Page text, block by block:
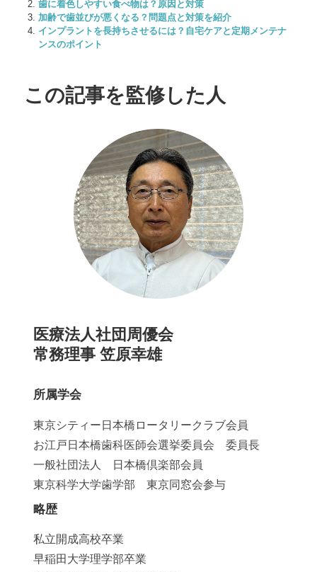
歯に着色しやすい食べ物は？原因と対策
加齢で歯並びが悪くなる？問題点と対策を紹介
インプラントを長持ちさせるには？自宅ケアと定期メンテナ
ンスのポイント
この記事を監修した人
医療法人社団周優会
常務理事 笠原幸雄
所属学会
東京シティー日本橋ロータリークラブ会員
お江戸日本橋歯科医師会選挙委員会 委員長
一般社団法人 日本橋倶楽部会員
東京科学大学歯学部 東京同窓会参与
略歴
私立開成高校卒業
早稲田大学理学部卒業